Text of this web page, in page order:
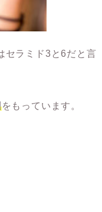
セラミド3と6だと言
をもっています。